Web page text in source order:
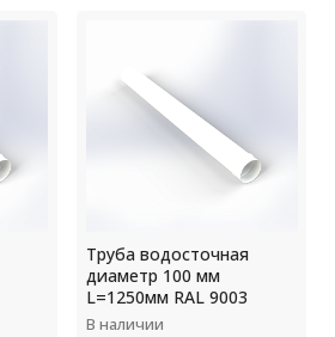
Труба водосточная
диаметр 100 мм
L=1250мм RAL 9003
В наличии